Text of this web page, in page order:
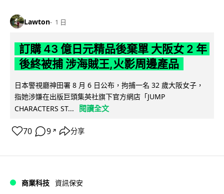
Lawton 1 日
訂購 43 億日元精品後棄單 大阪女 2 年
後終被捕 涉海賊王,火影周邊產品
日本警視廳神田署 8 月 6 日公布，拘捕一名 32 歲大阪女子，
指她涉嫌在出版巨頭集英社旗下官方網店「JUMP
CHARACTERS ST...
閱讀全文
70 9 ↗ 分享
商業科技 資訊保安